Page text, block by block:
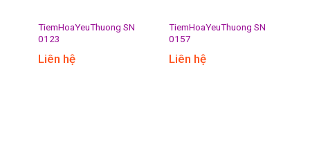
TiemHoaYeuThuong SN
0123
Liên hệ
TiemHoaYeuThuong SN
0157
Liên hệ